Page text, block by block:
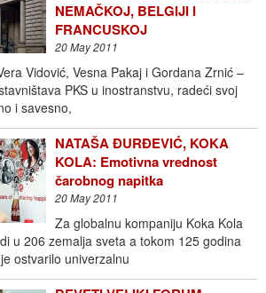
NEMAČKOJ, BELGIJI I
FRANCUSKOJ
20 May 2011
Vidović, Vesna Pakaj i Gordana Zrnić –
PKS u inostranstvu, radeći svoj
i savesno,
NATAŠA ĐURĐEVIĆ, KOKA
KOLA: Emotivna vrednost
čarobnog napitka
20 May 2011
Za globalnu kompaniju Koka Kola
u 206 zemalja sveta a tokom 125 godina
ostvarilo univerzalnu